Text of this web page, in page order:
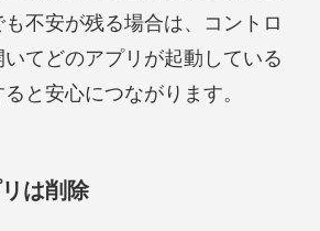
不安が残る場合は、コントロ
てどのアプリが起動している
と安心につながります。
は削除